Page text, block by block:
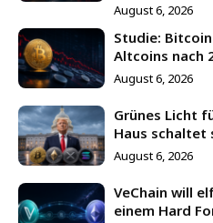
August 6, 2026
Studie:
Altcoins nach
August 6, 2026
Grünes Licht
Haus schaltet
August 6, 2026
VeChain will
einem Hard